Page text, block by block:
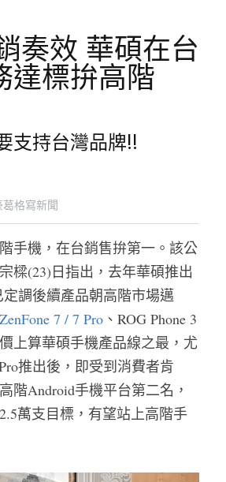
達標拚高階
支持台灣品牌!!
葛格寫新聞
手機，在台銷售拚第一。該公
樑(23)日指出，去年華碩推出
定調後續產品朝高階市場邁
ZenFone 7 / 7 Pro 、ROG Phone 3
上算華碩手機產品線之最，尤
推出後，即受到消費者肯
階Android手機平台第二名，
萬支目標，有望站上高階手